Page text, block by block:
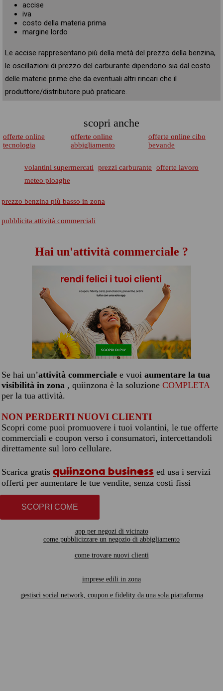
accise
iva
costo della materia prima
margine lordo
Le accise rappresentano più della metà del prezzo della benzina,
le oscillazioni di prezzo del carburante dipendono sia dal costo
delle materie prime che da eventuali altri rincari che il
produttore/distributore può praticare.
scopri anche
offerte online
tecnologia
offerte online
abbigliamento
offerte online cibo
bevande
volantini supermercati prezzi carburante
offerte lavoro
meteo ploaghe
prezzo benzina più basso in zona
pubblicita attività commerciali
Hai un'attività commerciale ?
Se hai un’attività commerciale e vuoi aumentare la tua
visibilità in zona , quiinzona è la soluzione COMPLETA
per la tua attività.
NON PERDERTI NUOVI CLIENTI
Scopri come puoi promuovere i tuoi volantini, le tue offerte
commerciali e coupon verso i consumatori, intercettandoli
direttamente sul loro cellulare.
Scarica gratis quiinzona business ed usa i servizi
offerti per aumentare le tue vendite, senza costi fissi
SCOPRI COME
app per negozi di vicinato
come pubblicizzare un negozio di abbigliamento
come trovare nuovi clienti
imprese edili in zona
gestisci social network, coupon e fidelity da una sola piattaforma